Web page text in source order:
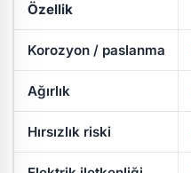
Özellik
Korozyon / paslanma
Ağırlık
Hırsızlık riski